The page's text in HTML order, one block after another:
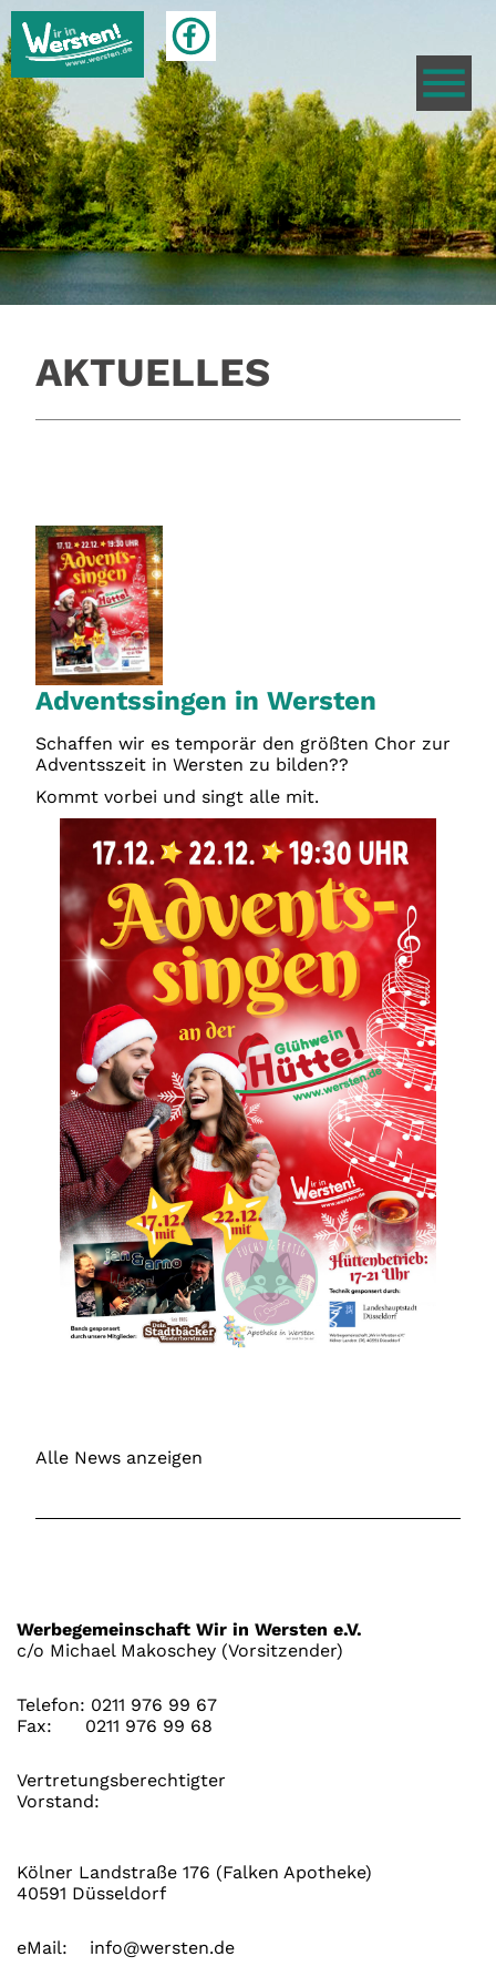
AKTUELLES
Adventssingen in Wersten
Schaffen wir es temporär den größten Chor zur
Adventsszeit in Wersten zu bilden??
Kommt vorbei und singt alle mit.
Alle News anzeigen
Werbegemeinschaft Wir in Wersten e.V.
c/o Michael Makoschey (Vorsitzender)
Telefon: 0211 976 99 67
Fax: 0211 976 99 68
Vertretungsberechtigter
Vorstand:
Kölner Landstraße 176 (Falken Apotheke)
40591 Düsseldorf
eMail: info@wersten.de